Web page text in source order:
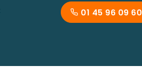
01 45 96 09 60